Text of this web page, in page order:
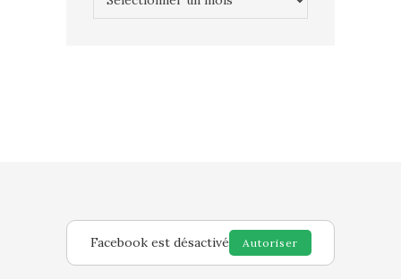
Facebook est désactivé Autoriser